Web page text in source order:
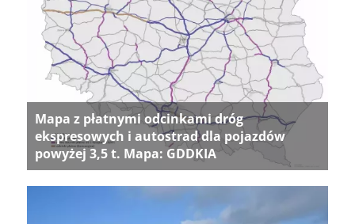
Mapa z płatnymi odcinkami dróg
ekspresowych i autostrad dla pojazdów
powyżej 3,5 t. Mapa: GDDKIA